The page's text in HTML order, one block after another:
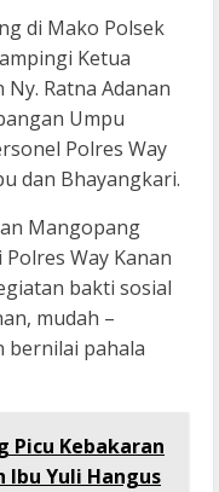
di Mako Polsek
Ketua
Ratna Adanan
Umpu
Polres Way
dan Bhayangkari.
Mangopang
Way Kanan
bakti sosial
mudah –
bernilai pahala
Picu Kebakaran
Ibu Yuli Hangus